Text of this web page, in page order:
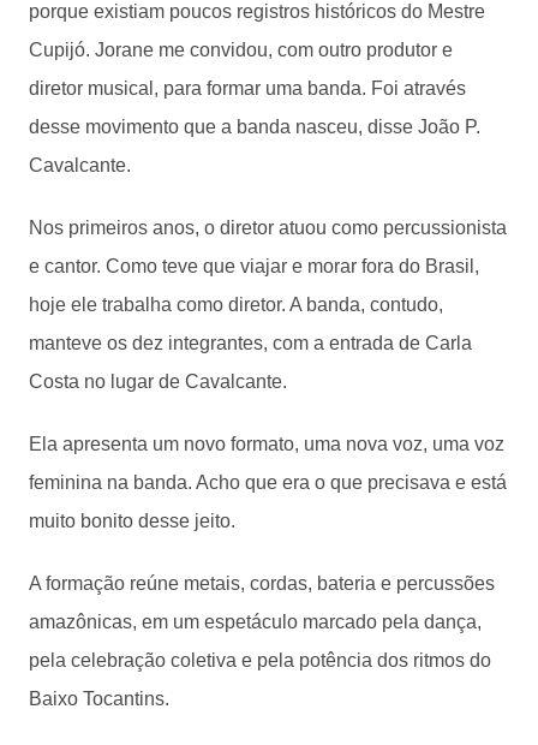
porque existiam poucos registros históricos do Mestre
Cupijó. Jorane me convidou, com outro produtor e
diretor musical, para formar uma banda. Foi através
desse movimento que a banda nasceu, disse João P.
Cavalcante.
Nos primeiros anos, o diretor atuou como percussionista
e cantor. Como teve que viajar e morar fora do Brasil,
hoje ele trabalha como diretor. A banda, contudo,
manteve os dez integrantes, com a entrada de Carla
Costa no lugar de Cavalcante.
Ela apresenta um novo formato, uma nova voz, uma voz
feminina na banda. Acho que era o que precisava e está
muito bonito desse jeito.
A formação reúne metais, cordas, bateria e percussões
amazônicas, em um espetáculo marcado pela dança,
pela celebração coletiva e pela potência dos ritmos do
Baixo Tocantins.